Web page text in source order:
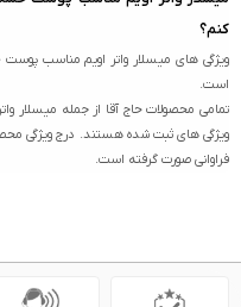
کنم؟
است.
ویژگی های ثبت شده هستند. درج ویژگی
فراوانی صورت گرفته است.